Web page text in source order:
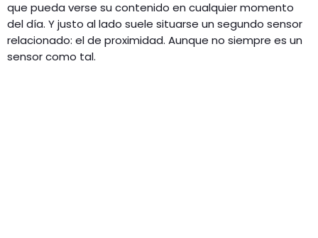
que pueda verse su contenido en cualquier momento
del día. Y justo al lado suele situarse un segundo sensor
relacionado: el de proximidad. Aunque no siempre es un
sensor como tal.